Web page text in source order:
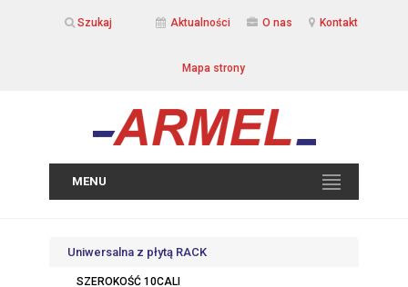
Szukaj Aktualności O nas Kontakt
Mapa strony
MENU
Uniwersalna z płytą RACK
SZEROKOŚĆ 10CALI